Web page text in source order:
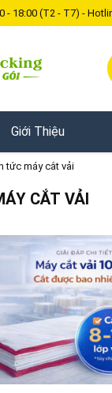
- 18:00 (T2 - T7) -
Giới Thiệu
tức máy cắt vải
CẮT VẢI